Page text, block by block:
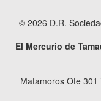
© 2026 D.R.
El Mercurio de
Matamoros Ote